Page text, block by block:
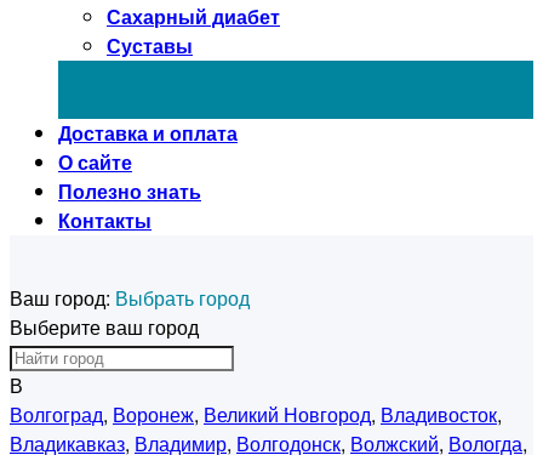
Сахарный диабет
Суставы
Доставка и оплата
О сайте
Полезно знать
Контакты
Ваш город: Выбрать город
Выберите ваш город
В
Волгоград, Воронеж, Великий Новгород, Владивосток,
Владикавказ, Владимир, Волгодонск, Волжский, Вологда,